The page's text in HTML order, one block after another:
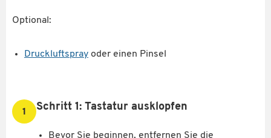
Optional:
Druckluftspray oder einen Pinsel
1 Schritt 1: Tastatur ausklopfen
Bevor Sie beginnen, entfernen Sie die